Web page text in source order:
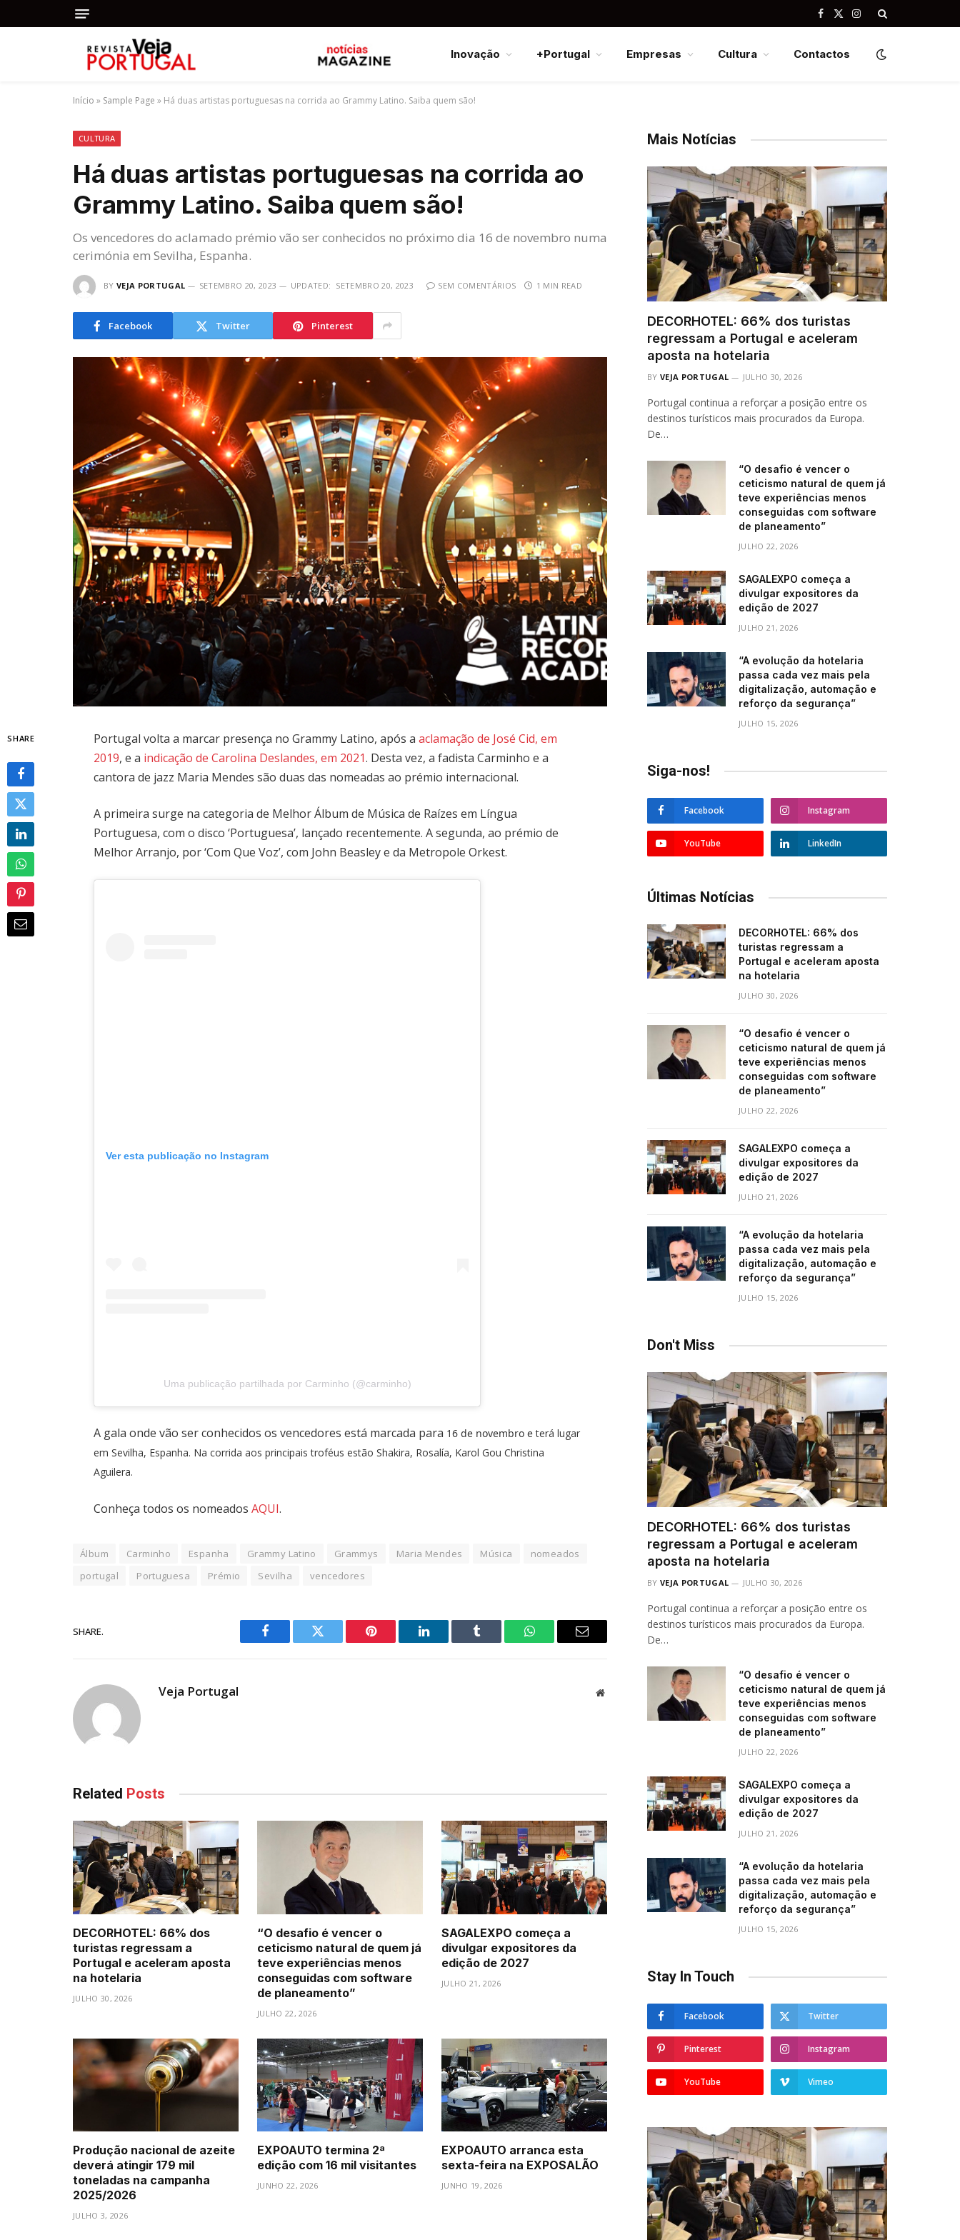
Facebook
X
Instagram
Inovação +Portugal Empresas Cultura Contactos
Início » Sample Page » Há duas artistas portuguesas na corrida ao Grammy Latino. Saiba quem são!
CULTURA
Há duas artistas portuguesas na corrida ao
Grammy Latino. Saiba quem são!
Os vencedores do aclamado prémio vão ser conhecidos no próximo dia 16 de novembro numa
cerimónia em Sevilha, Espanha.
BY VEJA PORTUGAL SETEMBRO 20, 2023 UPDATED: SETEMBRO 20, 2023 SEM COMENTÁRIOS 1 MIN READ
Facebook Twitter Pinterest
SHARE Portugal volta a marcar presença no Grammy Latino, após aaclamação de José Cid, em
2019, e a indicação de Carolina Deslandes, em 2021. Desta vez, a fadista Carminho e a
cantora de jazz Maria Mendes são duas das nomeadas ao prémio internacional.
A primeira surge na categoria de Melhor Álbum de Música de Raízes em Língua
Portuguesa, com o disco ‘Portuguesa’, lançado recentemente. A segunda, ao prémio de
Melhor Arranjo, por ‘Com Que Voz’, com John Beasley e da Metropole Orkest.
Ver esta publicação no Instagram
Uma publicação partilhada por Carminho (@carminho)
A gala onde vão ser conhecidos os vencedores está marcada para 16 de novembro eterá lugar
em Sevilha, Espanha. Na corrida aos principais troféus estão Shakira, Rosalía, Karol Gou Christina
Aguilera.
Conheça todos os nomeadosAQUI.
Álbum Carminho Espanha Grammy Latino Grammys Maria Mendes Música
nomeados
portugal
Portuguesa Prémio Sevilha vencedores
SHARE.
Facebook Twitter Pinterest LinkedIn Tumblr WhatsAppEmail
Veja Portugal Website
Related Posts
DECORHOTEL: 66% dos
turistas regressam a
Portugal e aceleram aposta
na hotelaria
JULHO 30, 2026
“O desafio é vencer o
ceticismo natural de quem já
teve experiências menos
conseguidas com software
de planeamento”
JULHO 22, 2026
SAGALEXPO começa a
divulgar expositores da
edição de 2027
JULHO 21, 2026
Produção nacional de azeite
deverá atingir 179 mil
toneladas na campanha
2025/2026
JULHO 3, 2026
EXPOAUTO termina 2ª
edição com 16 mil visitantes
JUNHO 22, 2026
EXPOAUTO arranca esta
sexta-feira na EXPOSALÃO
JUNHO 19, 2026
Mais Notícias
DECORHOTEL: 66% dos turistas
regressam a Portugal e aceleram
aposta na hotelaria
BY VEJA PORTUGAL JULHO 30, 2026
Portugal continua a reforçar a posição entre os
destinos turísticos mais procurados da Europa.
De…
“O desafio é vencer o
ceticismo natural de quem já
teve experiências menos
conseguidas com software
de planeamento”
JULHO 22, 2026
SAGALEXPO começa a
divulgar expositores da
edição de 2027
JULHO 21, 2026
“A evolução da hotelaria
passa cada vez mais pela
digitalização, automação e
reforço da segurança”
JULHO 15, 2026
Siga-nos!
Facebook Instagram
YouTube LinkedIn
Últimas Notícias
DECORHOTEL: 66% dos
turistas regressam a
Portugal e aceleram aposta
na hotelaria
JULHO 30, 2026
“O desafio é vencer o
ceticismo natural de quem já
teve experiências menos
conseguidas com software
de planeamento”
JULHO 22, 2026
SAGALEXPO começa a
divulgar expositores da
edição de 2027
JULHO 21, 2026
“A evolução da hotelaria
passa cada vez mais pela
digitalização, automação e
reforço da segurança”
JULHO 15, 2026
Don't Miss
DECORHOTEL: 66% dos turistas
regressam a Portugal e aceleram
aposta na hotelaria
BY VEJA PORTUGAL JULHO 30, 2026
Portugal continua a reforçar a posição entre os
destinos turísticos mais procurados da Europa.
De…
“O desafio é vencer o
ceticismo natural de quem já
teve experiências menos
conseguidas com software
de planeamento”
JULHO 22, 2026
SAGALEXPO começa a
divulgar expositores da
edição de 2027
JULHO 21, 2026
“A evolução da hotelaria
passa cada vez mais pela
digitalização, automação e
reforço da segurança”
JULHO 15, 2026
Stay In Touch
Facebook Twitter
Pinterest Instagram
YouTube Vimeo